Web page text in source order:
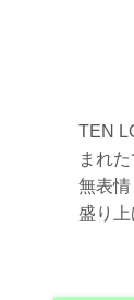
TEN
まれ
無表
盛り上